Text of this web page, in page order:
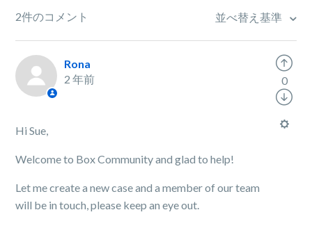
2件のコメント 並べ替え基準
Rona
2 年前
Hi Sue,
Welcome to Box Community and glad to help!
Let me create a new case and a member of our team
will be in touch, please keep an eye out.
0